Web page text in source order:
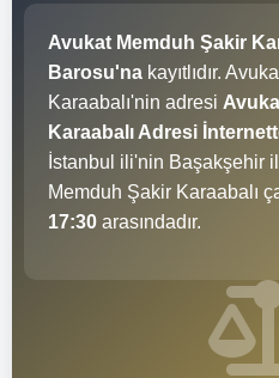
Avukat Memduh Şakir
Barosu'na kayıtlıdır.
Karaabalı'nin adresi
Karaabalı Adresi
İstanbul ili'nin Başakşehir
Memduh Şakir Karaabalı
17:30 arasındadır.